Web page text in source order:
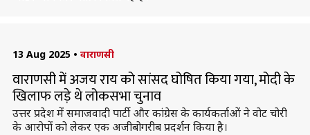
13 Aug 2025 • वाराणसी
वाराणसी में अजय राय को सांसद घोषित किया गया, मोदी के
खिलाफ लड़े थे लोकसभा चुनाव
उत्तर प्रदेश में समाजवादी पार्टी और कांग्रेस के कार्यकर्ताओं ने वोट चोरी
के आरोपों को लेकर एक अजीबोगरीब प्रदर्शन किया है।